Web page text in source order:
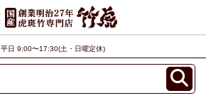
平日 9:00〜17:30(土・日曜定休)